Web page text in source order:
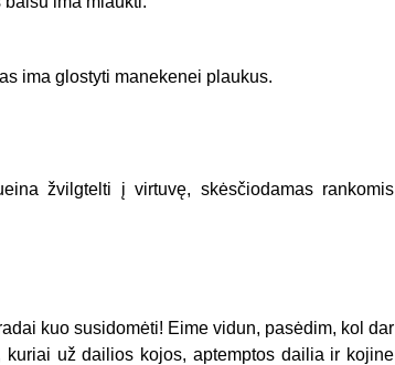
ima glostyti manekenei plaukus.
žvilgtelti į virtuvę, skėsčiodamas rankomis
kuo susidomėti! Eime vidun, pasėdim, kol dar
už dailios kojos, aptemptos dailia ir kojine